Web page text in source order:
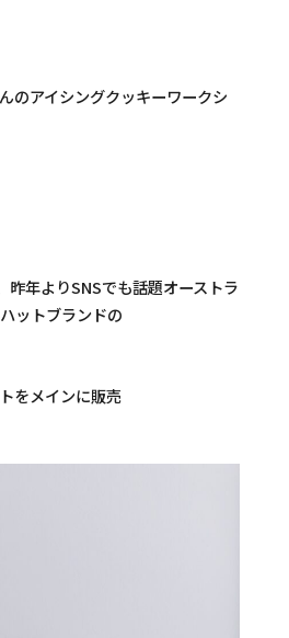
のアイシングクッキーワークシ
昨年よりSNSでも話題オーストラ
ットブランドの
をメインに販売